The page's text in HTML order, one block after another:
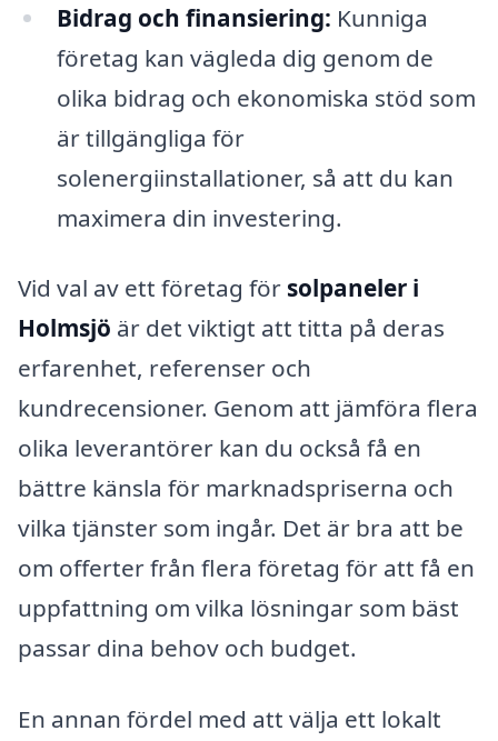
Bidrag och finansiering: Kunniga
företag kan vägleda dig genom de
olika bidrag och ekonomiska stöd som
är tillgängliga för
solenergiinstallationer, så att du kan
maximera din investering.
Vid val av ett företag för solpaneler i
Holmsjö är det viktigt att titta på deras
erfarenhet, referenser och
kundrecensioner. Genom att jämföra flera
olika leverantörer kan du också få en
bättre känsla för marknadspriserna och
vilka tjänster som ingår. Det är bra att be
om offerter från flera företag för att få en
uppfattning om vilka lösningar som bäst
passar dina behov och budget.
En annan fördel med att välja ett lokalt